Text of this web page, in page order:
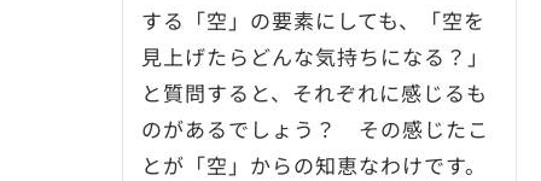
する「空」の要素にしても、「空を
見上げたらどんな気持ちになる？」
と質問すると、それぞれに感じるも
のがあるでしょう？ その感じたこ
とが「空」からの知恵なわけです。